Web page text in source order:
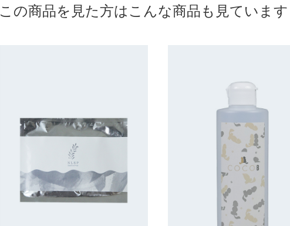
この商品を見た方はこんな商品も見ています